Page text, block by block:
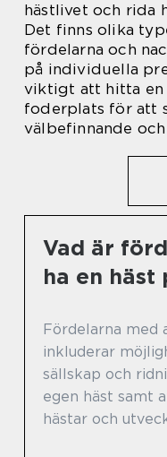
hästlivet och rida
Det finns olika
fördelarna och
på individuella
viktigt att hitta
foderplats för att
välbefinnande
Vad är
ha en häst
Fördelarna med
inkluderar
sällskap och
egen häst samt
hästar och